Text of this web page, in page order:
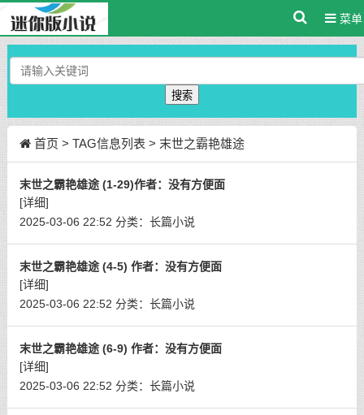
菜单
搜索
首页 > TAG信息列表 > 末世之霸艳雄途
末世之霸艳雄途 (1-29)作者：没有方便面
[详细]
2025-03-06 22:52 分类： 长篇小说
末世之霸艳雄途 (4-5) 作者：没有方便面
[详细]
2025-03-06 22:52 分类： 长篇小说
末世之霸艳雄途 (6-9) 作者：没有方便面
[详细]
2025-03-06 22:52 分类： 长篇小说